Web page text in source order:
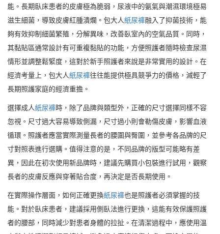
能。長期臥床患者的皮膚極為脆弱，尿液中的氨氣與潮濕環境極易
滋生細菌，導致皮膚紅腫潰爛。包大人紙尿褲融入了抑菌技術，能
夠有效抑制細菌繁殖，分解異味，改善臥室內的空氣品質。同時，
其黏貼區通常設計有可重複黏貼的功能，方便照護者隨時檢查尿濕
情形並調整鬆緊度，這對於新手照護者來說是非常實用的設計。在
經濟考量上，包大人紙尿褲往往能提供極具競爭力的價格，減輕了
長期照護家庭的經濟重擔。
選擇成人紙尿褲時，除了品牌與類型外，正確的尺寸選擇同樣不容
忽視。尺寸過大容易導致側漏，尺寸過小則會勒傷皮膚，影響血液
循環。照護者應當實際測量長者的腰圍與臀圍，並參考各品牌的尺
寸對照表進行選購。值得注意的是，不同品牌的版型可能略有差
異，因此在初次使用新品牌時，建議先購買小包裝進行試用，觀察
長者的皮膚反應與穿著貼合度，再決定是否長期使用。
在實際操作層面，如何正確更換紙尿褲也是照護者必須掌握的技
能。對於臥床患者，建議採用側臥法進行更換，這能有效保護照護
者的腰部，同時減少對患者身體的拉扯。在清潔過程中，應使用溫